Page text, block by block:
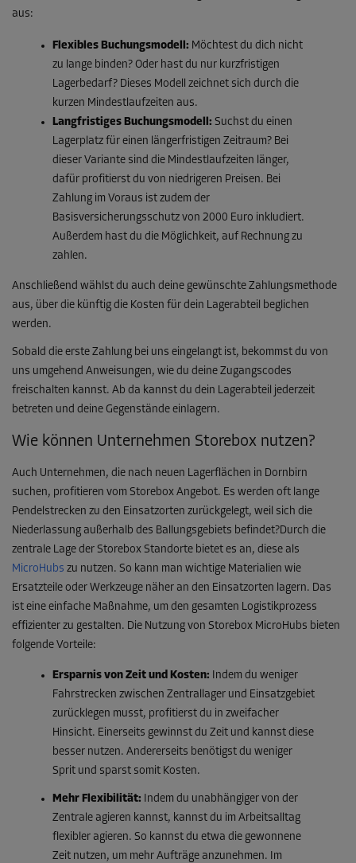
aus:
Flexibles Buchungsmodell: Möchtest du dich nicht
zu lange binden? Oder hast du nur kurzfristigen
Lagerbedarf? Dieses Modell zeichnet sich durch die
kurzen Mindestlaufzeiten aus.
Langfristiges Buchungsmodell: Suchst du einen
Lagerplatz für einen längerfristigen Zeitraum? Bei
dieser Variante sind die Mindestlaufzeiten länger,
dafür profitierst du von niedrigeren Preisen. Bei
Zahlung im Voraus ist zudem der
Basisversicherungsschutz von 2000 Euro inkludiert.
Außerdem hast du die Möglichkeit, auf Rechnung zu
zahlen.
Anschließend wählst du auch deine gewünschte Zahlungsmethode
aus, über die künftig die Kosten für dein Lagerabteil beglichen
werden.
Sobald die erste Zahlung bei uns eingelangt ist, bekommst du von
uns umgehend Anweisungen, wie du deine Zugangscodes
freischalten kannst. Ab da kannst du dein Lagerabteil jederzeit
betreten und deine Gegenstände einlagern.
Wie können Unternehmen Storebox nutzen?
Auch Unternehmen, die nach neuen Lagerflächen in Dornbirn
suchen, profitieren vom Storebox Angebot. Es werden oft lange
Pendelstrecken zu den Einsatzorten zurückgelegt, weil sich die
Niederlassung außerhalb des Ballungsgebiets befindet?Durch die
zentrale Lage der Storebox Standorte bietet es an, diese als
MicroHubs zu nutzen. So kann man wichtige Materialien wie
Ersatzteile oder Werkzeuge näher an den Einsatzorten lagern. Das
ist eine einfache Maßnahme, um den gesamten Logistikprozess
effizienter zu gestalten. Die Nutzung von Storebox MicroHubs bieten
folgende Vorteile:
Ersparnis von Zeit und Kosten: Indem du weniger
Fahrstrecken zwischen Zentrallager und Einsatzgebiet
zurücklegen musst, profitierst du in zweifacher
Hinsicht. Einerseits gewinnst du Zeit und kannst diese
besser nutzen. Andererseits benötigst du weniger
Sprit und sparst somit Kosten.
Mehr Flexibilität: Indem du unabhängiger von der
Zentrale agieren kannst, kannst du im Arbeitsalltag
flexibler agieren. So kannst du etwa die gewonnene
Zeit nutzen, um mehr Aufträge anzunehmen. Im